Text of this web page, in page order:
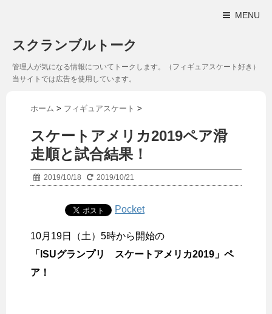
MENU
スクランブルトーク
管理人が気になる情報についてトークします。（フィギュアスケート好き）
当サイトでは広告を使用しています。
ホーム > フィギュアスケート >
スケートアメリカ2019ペア滑
走順と試合結果！
2019/10/18 2019/10/21
Pocket
10月19日（土）5時から開始の
「ISUグランプリ スケートアメリカ2019」ペ
ア！